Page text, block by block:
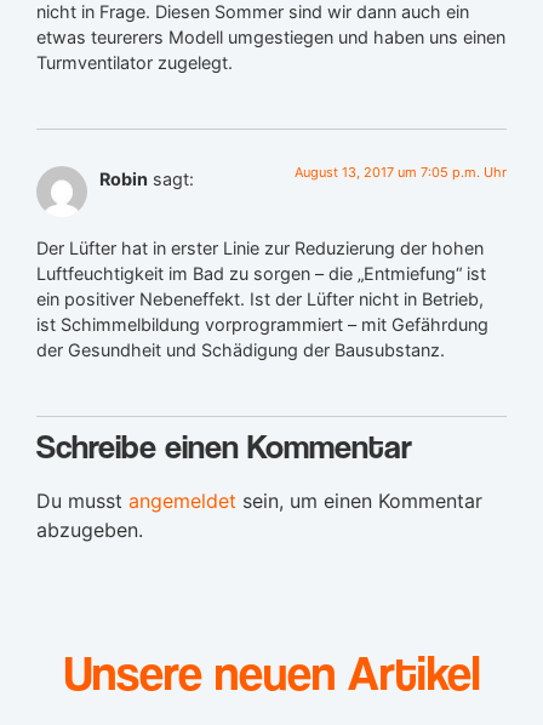
nicht in Frage. Diesen Sommer sind wir dann auch ein
etwas teurerers Modell umgestiegen und haben uns einen
Turmventilator zugelegt.
Robin sagt: August 13, 2017 um 7:05 p.m. Uhr
Der Lüfter hat in erster Linie zur Reduzierung der hohen
Luftfeuchtigkeit im Bad zu sorgen – die „Entmiefung“ ist
ein positiver Nebeneffekt. Ist der Lüfter nicht in Betrieb,
ist Schimmelbildung vorprogrammiert – mit Gefährdung
der Gesundheit und Schädigung der Bausubstanz.
Schreibe einen Kommentar
Du musst angemeldet sein, um einen Kommentar
abzugeben.
Unsere neuen Artikel